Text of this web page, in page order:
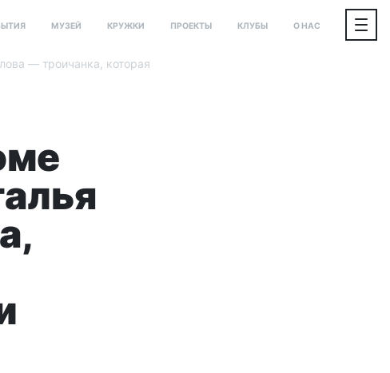
МУЗЕЙ КРУЖКИ ПРОЕКТЫ КЛУБЫ О НАС
— троичанка, которая